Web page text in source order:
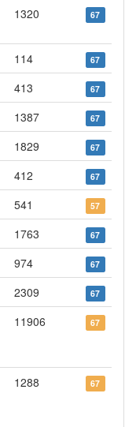
1320 67
114 67
413 67
1387 67
1829 67
412 67
541 57
1763 67
974 67
2309 67
11906 67
1288 67